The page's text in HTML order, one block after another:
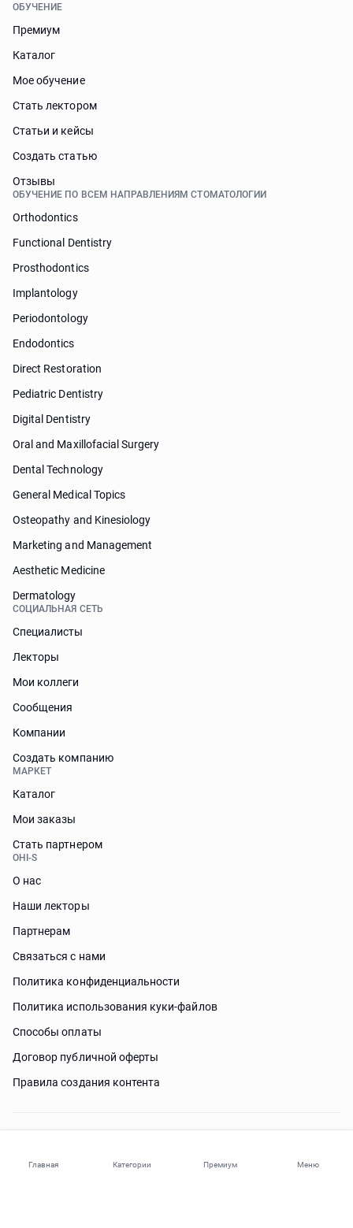
Главная Категории Премиум Меню
ОБУЧЕНИЕ
Премиум
Каталог
Мое обучение
Стать лектором
Статьи и кейсы
Cоздать статью
Отзывы
ОБУЧЕНИЕ ПО ВСЕМ НАПРАВЛЕНИЯМ СТОМАТОЛОГИИ
Orthodontics
Functional Dentistry
Prosthodontics
Implantology
Periodontology
Endodontics
Direct Restoration
Pediatric Dentistry
Digital Dentistry
Oral and Maxillofacial Surgery
Dental Technology
General Medical Topics
Osteopathy and Kinesiology
Marketing and Management
Aesthetic Medicine
Dermatology
СОЦИАЛЬНАЯ СЕТЬ
Специалисты
Лекторы
Мои коллеги
Сообщения
Компании
Создать компанию
МАРКЕТ
Каталог
Мои заказы
Стать партнером
OHI-S
О нас
Наши лекторы
Партнерам
Связаться с нами
Политика конфиденциальности
Политика использования куки-файлов
Способы оплаты
Договор публичной оферты
Правила создания контента
Нужна помощь?